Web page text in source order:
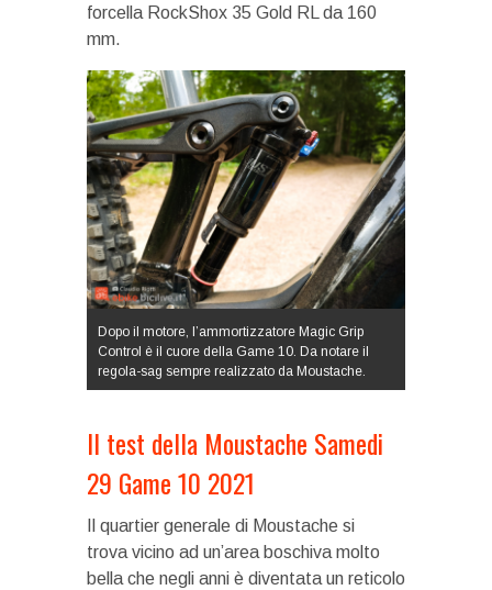
forcella RockShox 35 Gold RL da 160
mm.
Dopo il motore, l’ammortizzatore Magic Grip
Control è il cuore della Game 10. Da notare il
regola-sag sempre realizzato da Moustache.
Il test della Moustache Samedi
29 Game 10 2021
Il quartier generale di Moustache si
trova vicino ad un’area boschiva molto
bella che negli anni è diventata un reticolo